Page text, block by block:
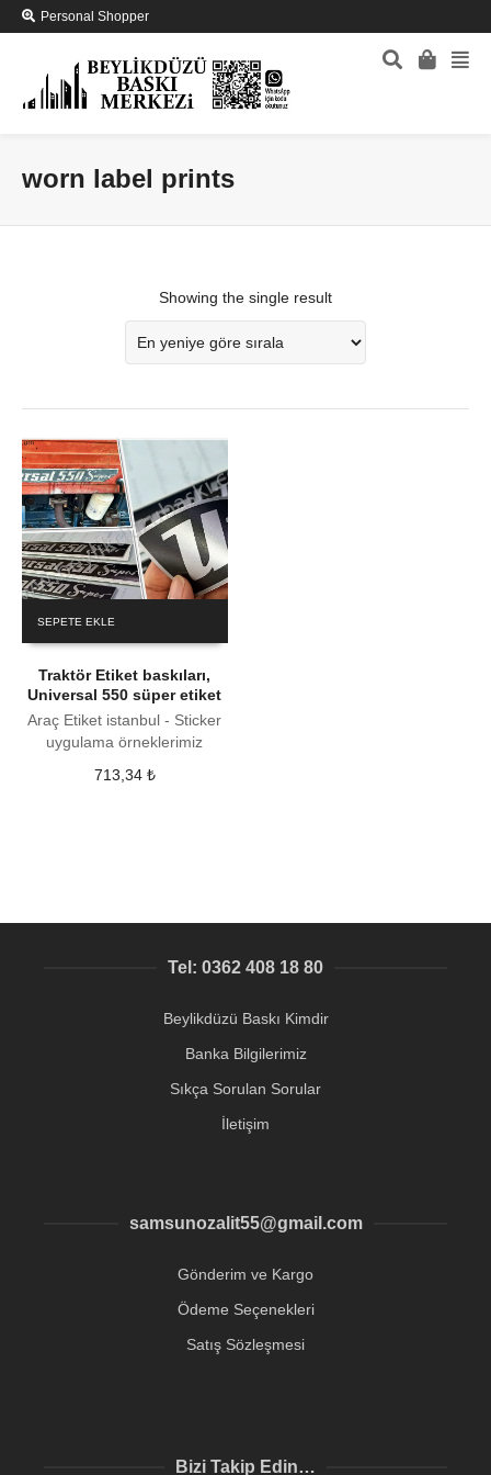
Personal Shopper
worn label prints
Showing the single result
SEPETE EKLE
Traktör Etiket baskıları,
Universal 550 süper etiket
Araç Etiket istanbul - Sticker
uygulama örneklerimiz
713,34 ₺
Tel: 0362 408 18 80
Beylikdüzü Baskı Kimdir
Banka Bilgilerimiz
Sıkça Sorulan Sorular
İletişim
samsunozalit55@gmail.com
Gönderim ve Kargo
Ödeme Seçenekleri
Satış Sözleşmesi
Bizi Takip Edin…